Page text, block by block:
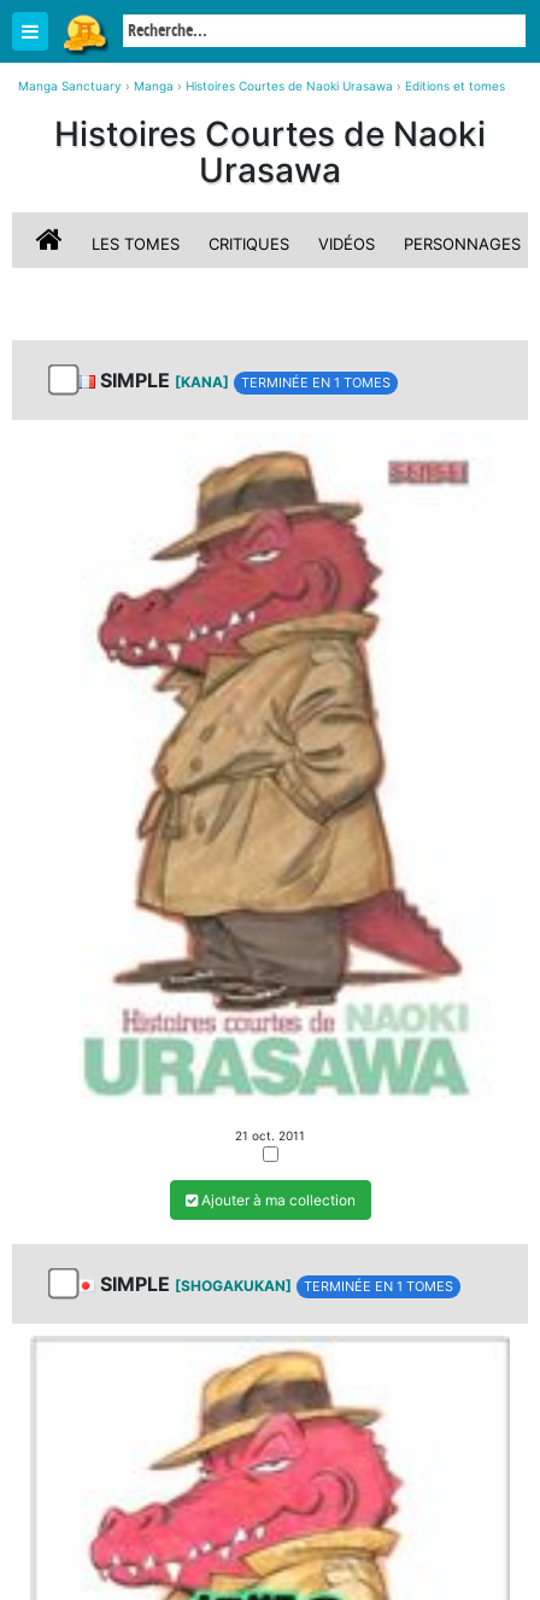
Manga Sanctuary › Manga › Histoires Courtes de Naoki Urasawa › Editions et tomes
Histoires Courtes de Naoki
Urasawa
LES TOMES CRITIQUES VIDÉOS PERSONNAGES
SIMPLE [KANA] TERMINÉE EN 1 TOMES
21 oct. 2011
Ajouter à ma collection
SIMPLE [SHOGAKUKAN] TERMINÉE EN 1 TOMES